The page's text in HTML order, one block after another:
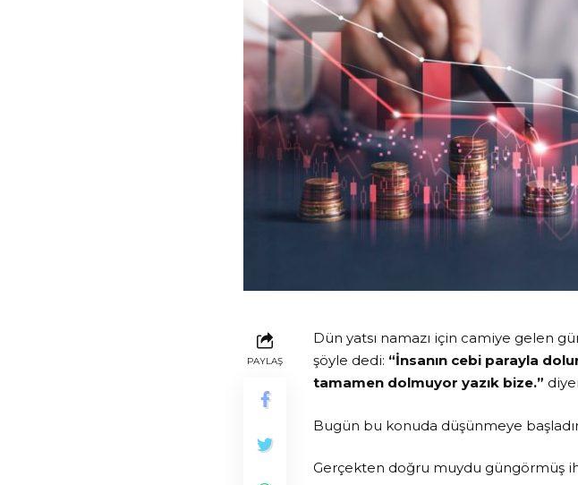
PAYLAŞ
Dün yatsı namazı için camiye gelen
şöyle dedi: “İnsanın cebi parayla
tamamen dolmuyor yazık bize.”
Bugün bu konuda düşünmeye
Gerçekten doğru muydu güngörmüş